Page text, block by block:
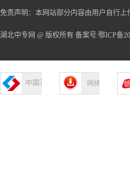
免责声明：本网站部分内容由用户自行
湖北中专网 @ 版权所有 备案号:鄂ICP备